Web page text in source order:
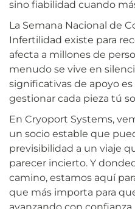
sino fiabilidad cuando
La Semana Nacional de
Infertilidad existe para
afecta a millones de
menudo se vive en
significativas de apoyo
gestionar cada pieza tú
En Cryoport Systems,
un socio estable que
previsibilidad a un viaje
parecer incierto. Y
camino, estamos aquí
que más importa para